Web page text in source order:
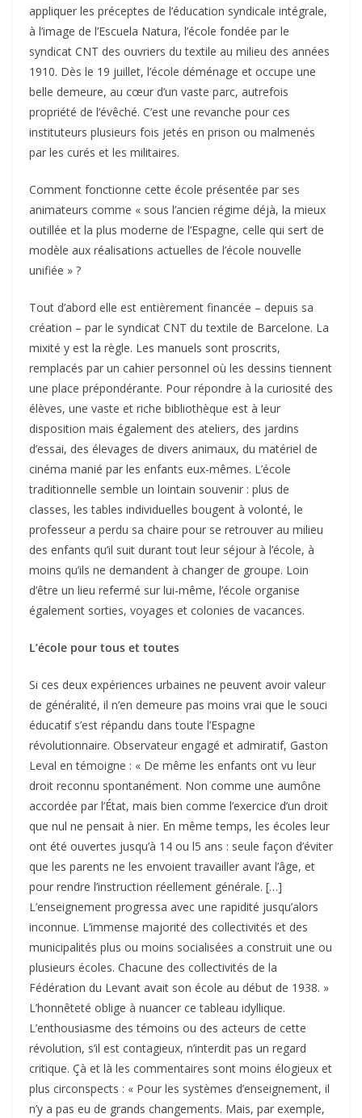
appliquer les préceptes de l’éducation syndicale intégrale,
à l’image de l’Escuela Natura, l’école fondée par le
syndicat CNT des ouvriers du textile au milieu des années
1910. Dès le 19 juillet, l’école déménage et occupe une
belle demeure, au cœur d’un vaste parc, autrefois
propriété de l’évêché. C’est une revanche pour ces
instituteurs plusieurs fois jetés en prison ou malmenés
par les curés et les militaires.
Comment fonctionne cette école présentée par ses
animateurs comme « sous l’ancien régime déjà, la mieux
outillée et la plus moderne de l’Espagne, celle qui sert de
modèle aux réalisations actuelles de l’école nouvelle
unifiée » ?
Tout d’abord elle est entièrement financée – depuis sa
création – par le syndicat CNT du textile de Barcelone. La
mixité y est la règle. Les manuels sont proscrits,
remplacés par un cahier personnel où les dessins tiennent
une place prépondérante. Pour répondre à la curiosité des
élèves, une vaste et riche bibliothèque est à leur
disposition mais également des ateliers, des jardins
d’essai, des élevages de divers animaux, du matériel de
cinéma manié par les enfants eux-mêmes. L’école
traditionnelle semble un lointain souvenir : plus de
classes, les tables individuelles bougent à volonté, le
professeur a perdu sa chaire pour se retrouver au milieu
des enfants qu’il suit durant tout leur séjour à l’école, à
moins qu’ils ne demandent à changer de groupe. Loin
d’être un lieu refermé sur lui-même, l’école organise
également sorties, voyages et colonies de vacances.
L’école pour tous et toutes
Si ces deux expériences urbaines ne peuvent avoir valeur
de généralité, il n’en demeure pas moins vrai que le souci
éducatif s’est répandu dans toute l’Espagne
révolutionnaire. Observateur engagé et admiratif, Gaston
Leval en témoigne : « De même les enfants ont vu leur
droit reconnu spontanément. Non comme une aumône
accordée par l’État, mais bien comme l’exercice d’un droit
que nul ne pensait à nier. En même temps, les écoles leur
ont été ouvertes jusqu’à 14 ou l5 ans : seule façon d’éviter
que les parents ne les envoient travailler avant l’âge, et
pour rendre l’instruction réellement générale. […]
L’enseignement progressa avec une rapidité jusqu’alors
inconnue. L’immense majorité des collectivités et des
municipalités plus ou moins socialisées a construit une ou
plusieurs écoles. Chacune des collectivités de la
Fédération du Levant avait son école au début de 1938. »
L’honnêteté oblige à nuancer ce tableau idyllique.
L’enthousiasme des témoins ou des acteurs de cette
révolution, s’il est contagieux, n’interdit pas un regard
critique. Çà et là les commentaires sont moins élogieux et
plus circonspects : « Pour les systèmes d’enseignement, il
n’y a pas eu de grands changements. Mais, par exemple,